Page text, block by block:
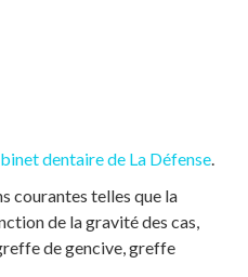
dentaire de La Défense.
courantes telles que la
de la gravité des cas,
de gencive, greffe